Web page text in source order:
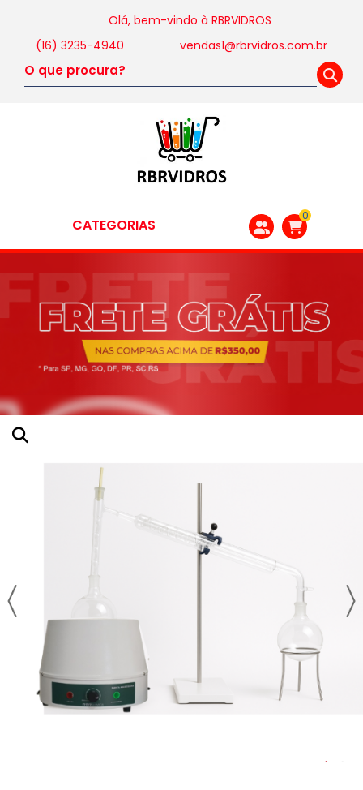
Olá, bem-vindo à RBRVIDROS
(16) 3235-4940
vendas1@rbrvidros.com.br
CATEGORIAS 0